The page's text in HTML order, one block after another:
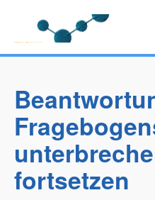
fortsetzen